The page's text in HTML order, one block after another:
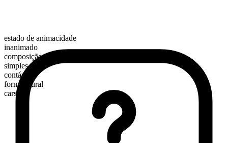
estado de animacidade
inanimado
composição morfológica
simples
contável
forma plural
cars